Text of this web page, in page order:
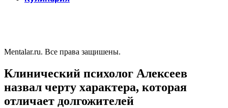
Mentalar.ru. Все права защишены.
Клинический психолог Алексеев
назвал черту характера, которая
отличает долгожителей